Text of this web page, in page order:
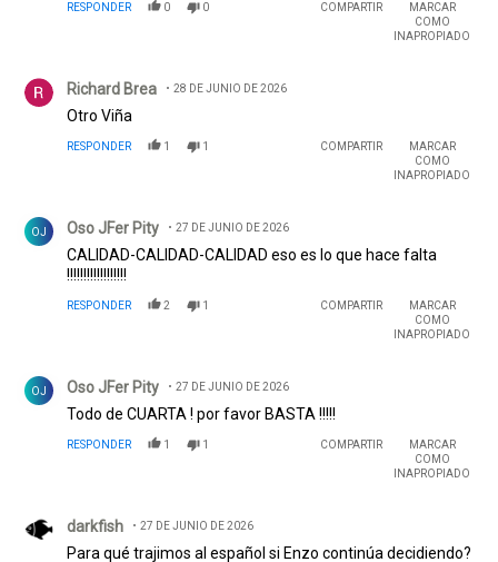
RESPONDER 0 0 COMPARTIR
MARCAR
COMO
INAPROPIADO
Richard Brea 28 DE JUNIO DE 2026
Otro Viña
RESPONDER 1 1 COMPARTIR
MARCAR
COMO
INAPROPIADO
OJ Oso JFer Pity 27 DE JUNIO DE 2026
CALIDAD-CALIDAD-CALIDAD eso es lo que hace falta
!!!!!!!!!!!!!!!!!!
RESPONDER 2 1 COMPARTIR
MARCAR
COMO
INAPROPIADO
OJ Oso JFer Pity 27 DE JUNIO DE 2026
Todo de CUARTA ! por favor BASTA !!!!!
RESPONDER 1 1 COMPARTIR
MARCAR
COMO
INAPROPIADO
darkfish 27 DE JUNIO DE 2026
Para qué trajimos al español si Enzo continúa decidiendo?